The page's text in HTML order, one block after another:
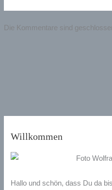
Willkommen
Hallo und schön, dass Du da
Die Kommentare sind